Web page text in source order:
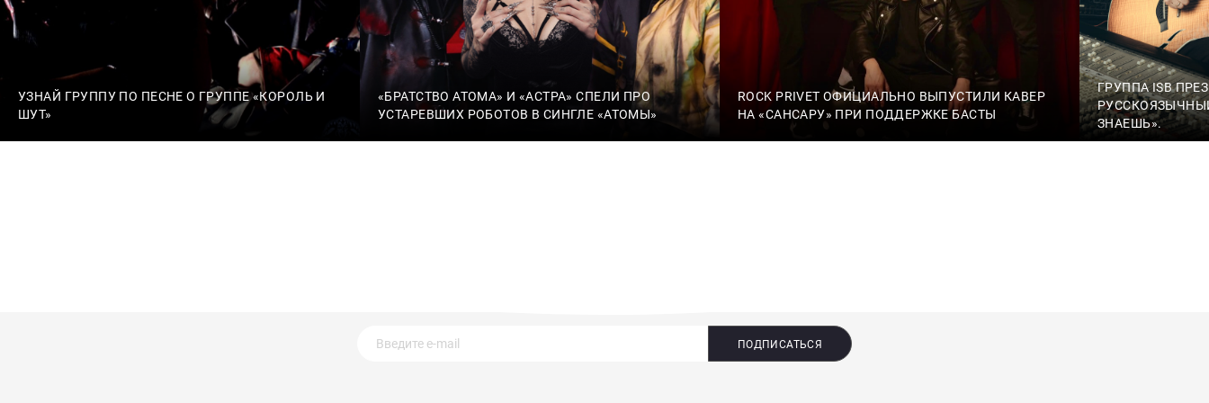
УЗНАЙ ГРУППУ ПО ПЕСНЕ О ГРУППЕ «КОРОЛЬ И
ШУТ»
«БРАТСТВО АТОМА» И «АСТРА» СПЕЛИ ПРО
УСТАРЕВШИХ РОБОТОВ В СИНГЛЕ «АТОМЫ»
ROCK PRIVET ОФИЦИАЛЬНО ВЫПУСТИЛИ КАВЕР
НА «САНСАРУ» ПРИ ПОДДЕРЖКЕ БАСТЫ
ГРУППА ISB
ЗНАЕШЬ».
ПОДПИСАТЬСЯ